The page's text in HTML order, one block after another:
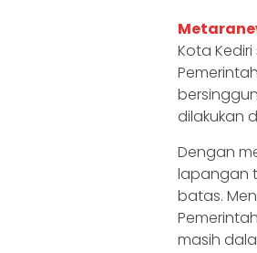
Kota
dilakukan
Dengan
lapangan
batas.
masih